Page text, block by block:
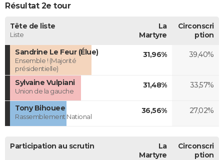
Résultat 2e tour
Tête de liste
Liste
La
Martyre
Circonscri
ption
Sandrine Le Feur (Élue)
Ensemble ! (Majorité
présidentielle)
31,96% 39,40%
Sylvaine Vulpiani
Union de la gauche
31,48% 33,57%
Tony Bihouee
Rassemblement National
36,56% 27,02%
Participation au scrutin
La
Martyre
Circonscri
ption